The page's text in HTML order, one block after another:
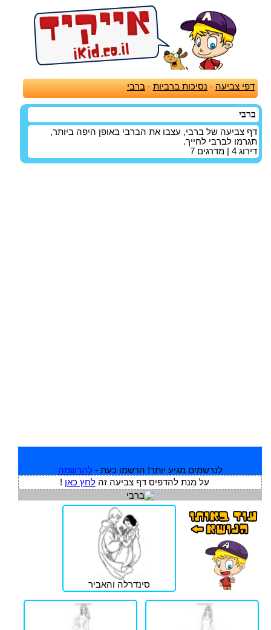
דפי צביעה - נסיכות ברביות -ברבי
ברבי
דף צביעה של ברבי, עצבו את הברבי באופן היפה ביותר,
תגרמו לברבי לחייך.
דירוג 4 | מדרגים 7
לנרשמים מגיע יותר! הרשמו כעת - להרשמה
על מנת להדפיס דף צביעה זהלחץ כאן !
סינדרלה והאביר